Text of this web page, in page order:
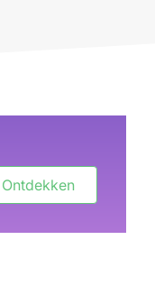
Ontdekken